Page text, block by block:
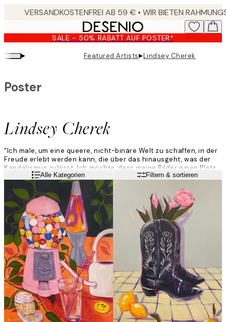
content.
SALE - 50% RABATT AUF POSTER*
▸ Featured Artists▸Lindsey Cherek
Lindsey Cherek
Poster
"Ich male, um eine queere, nicht-binäre Welt zu schaffen, in der
Freude erlebt werden kann, die über das hinausgeht, was der
Kapitalismus zulässt. Ich möchte, dass meine Bilder einen Platz
bieten, um die Existenz und Lebendigkeit meiner Gemeinschaft
zu dokumentieren und zu ehren. Meine Bilder von
Alltagsgegenständen funktionieren wie Kulturlandschaften und
fangen das queere Leben in Echtzeit ein."
WeiterlesenAlle Kategorien Filtern & sortieren